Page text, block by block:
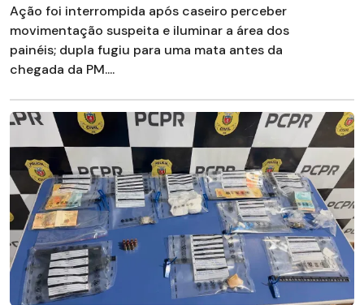
Ação foi interrompida após caseiro perceber
movimentação suspeita e iluminar a área dos
painéis; dupla fugiu para uma mata antes da
chegada da PM....